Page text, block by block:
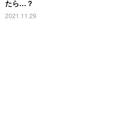
たら…？
2021.11.29